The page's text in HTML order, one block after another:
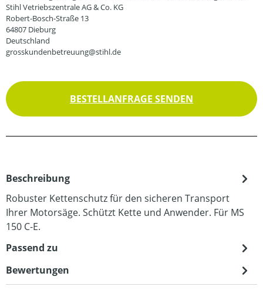
Stihl Vetriebszentrale AG & Co. KG
Robert-Bosch-Straße 13
64807 Dieburg
Deutschland
grosskundenbetreuung@stihl.de
BESTELLANFRAGE SENDEN
Beschreibung
Robuster Kettenschutz für den sicheren Transport
Ihrer Motorsäge. Schützt Kette und Anwender. Für MS
150 C-E.
Passend zu
Bewertungen